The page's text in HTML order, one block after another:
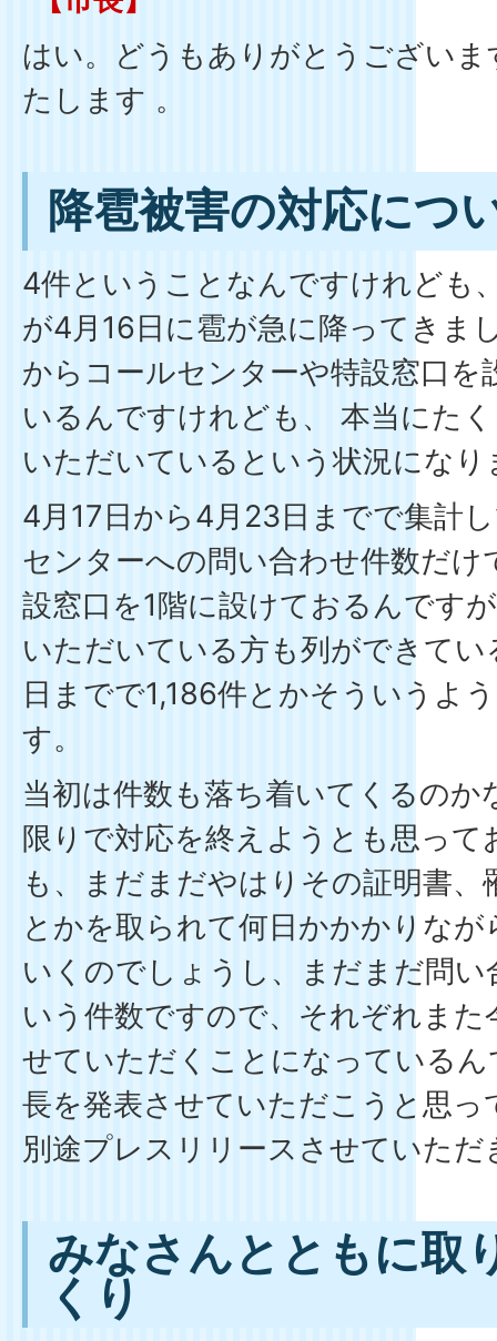
はい。どうもありがとうござい
たします 。
降雹被害の対応につ
4件ということなんですけれども
が4月16日に雹が急に降ってきま
からコールセンターや特設窓口を
いるんですけれども、 本当にた
いただいているという状況になり
4月17日から4月23日までで集計
センターへの問い合わせ件数だけ
設窓口を1階に設けておるんです
いただいている方も列ができて
日までで1,186件とかそういうよ
す。
当初は件数も落ち着いてくるのか
限りで対応を終えようとも思っ
も、まだまだやはりその証明書、
とかを取られて何日かかかりな
いくのでしょうし、まだまだ問
いう件数ですので、それぞれま
せていただくことになっている
長を発表させていただこうと思
別途プレスリリースさせていただ
みなさんとともに取
くり